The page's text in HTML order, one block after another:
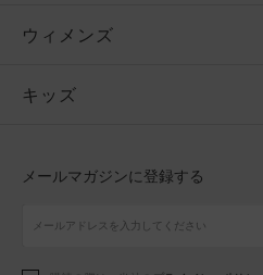
ウィメンズ
キッズ
アクセサリー
トップス
ボトムス
アクセサリー
ウィメンズ
トップス
シューズ
キッズ
メールマガジンに登録する